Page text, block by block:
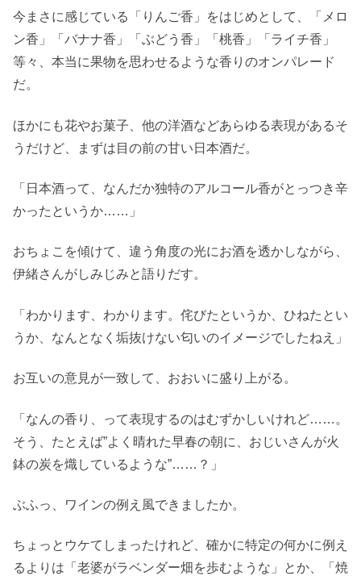
今まさに感じている「りんご香」をはじめとして、「メロ
ン香」「バナナ香」「ぶどう香」「桃香」「ライチ香」
等々、本当に果物を思わせるような香りのオンパレード
だ。
ほかにも花やお菓子、他の洋酒などあらゆる表現があるそ
うだけど、まずは目の前の甘い日本酒だ。
「日本酒って、なんだか独特のアルコール香がとっつき辛
かったというか……」
おちょこを傾けて、違う角度の光にお酒を透かしながら、
伊緒さんがしみじみと語りだす。
「わかります、わかります。侘びたというか、ひねたとい
うか、なんとなく垢抜けない匂いのイメージでしたねえ」
お互いの意見が一致して、おおいに盛り上がる。
「なんの香り、って表現するのはむずかしいけれど……。
そう、たとえば”よく晴れた早春の朝に、おじいさんが火
鉢の炭を熾しているような”……？」
ぶふっ、ワインの例え風できましたか。
ちょっとウケてしまったけれど、確かに特定の何かに例え
るよりは「老婆がラベンダー畑を歩むような」とか、「焼